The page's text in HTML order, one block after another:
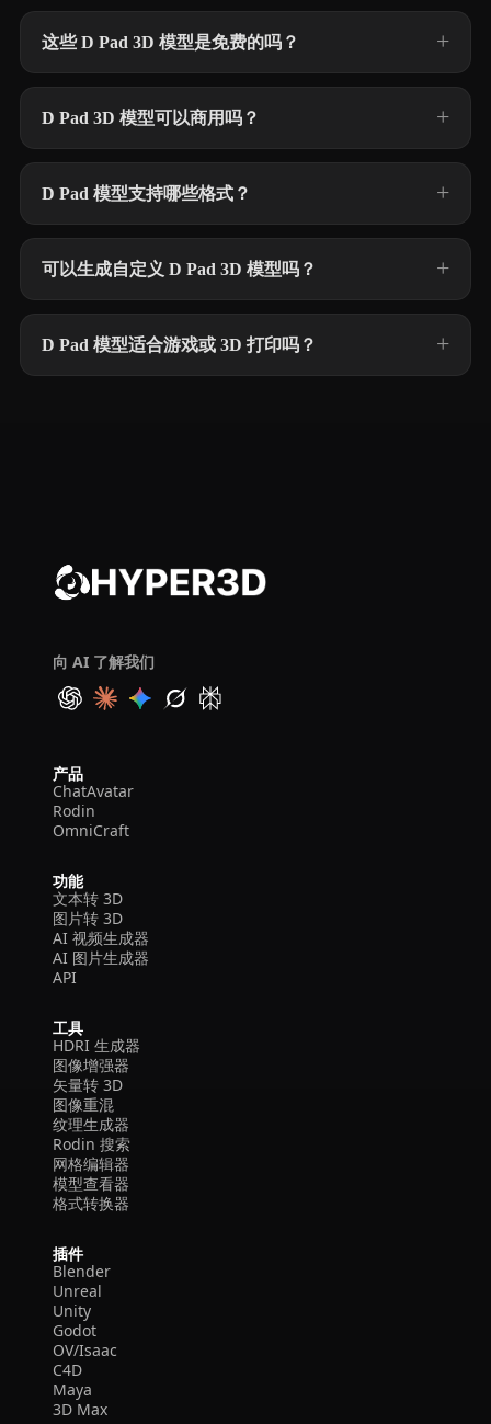
这些 D Pad 3D 模型是免费的吗？
D Pad 3D 模型可以商用吗？
D Pad 模型支持哪些格式？
可以生成自定义 D Pad 3D 模型吗？
D Pad 模型适合游戏或 3D 打印吗？
向 AI 了解我们
产品
ChatAvatar
Rodin
OmniCraft
功能
文本转 3D
图片转 3D
AI 视频生成器
AI 图片生成器
API
工具
HDRI 生成器
图像增强器
矢量转 3D
图像重混
纹理生成器
Rodin 搜索
网格编辑器
模型查看器
格式转换器
插件
Blender
Unreal
Unity
Godot
OV/Isaac
C4D
Maya
3D Max